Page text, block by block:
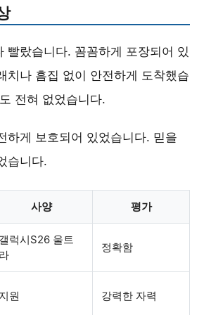
빨랐습니다. 꼼꼼하게 포장되어 있
치나 흠집 없이 안전하게 도착했습
전혀 없었습니다.
하게 보호되어 있었습니다. 믿을
습니다.
사양 평가
갤럭시S26 울트
라
정확함
지원 강력한 자력